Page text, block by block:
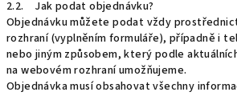
2.2. Jak podat objednávku?
Objednávku můžete podat vždy
rozhraní (vyplněním formuláře), případně i
nebo jiným způsobem, který podle
na webovém rozhraní umožňujeme.
Objednávka musí obsahovat všechny